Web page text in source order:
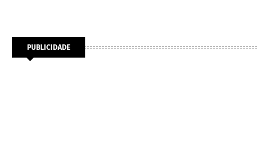
PUBLICIDADE